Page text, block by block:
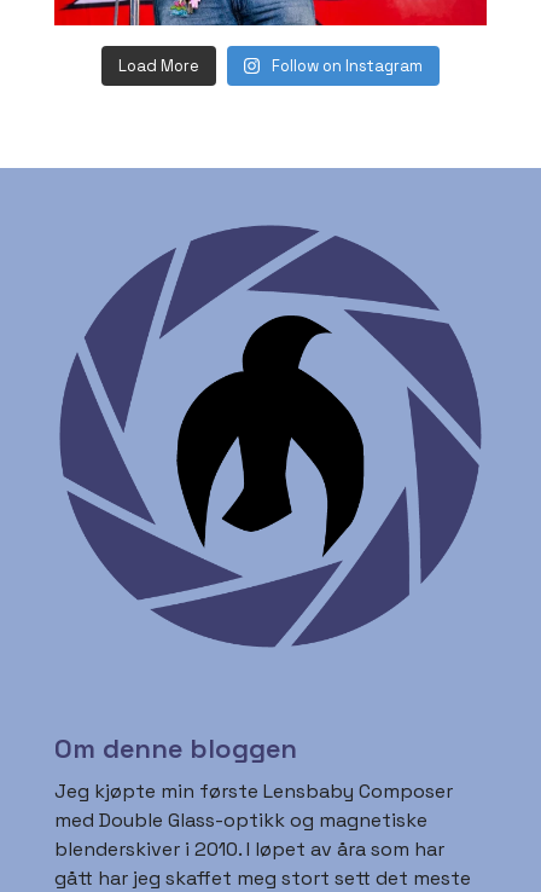
Load More Follow on Instagram
Om denne bloggen
Jeg kjøpte min første Lensbaby Composer
med Double Glass-optikk og magnetiske
blenderskiver i 2010. I løpet av åra som har
gått har jeg skaffet meg stort sett det meste